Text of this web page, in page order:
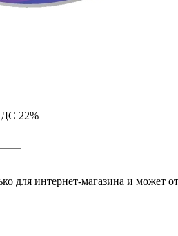
22%
для интернет-магазина и может